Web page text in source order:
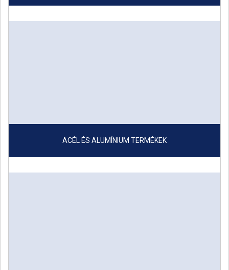
ACÉL ÉS ALUMÍNIUM TERMÉKEK